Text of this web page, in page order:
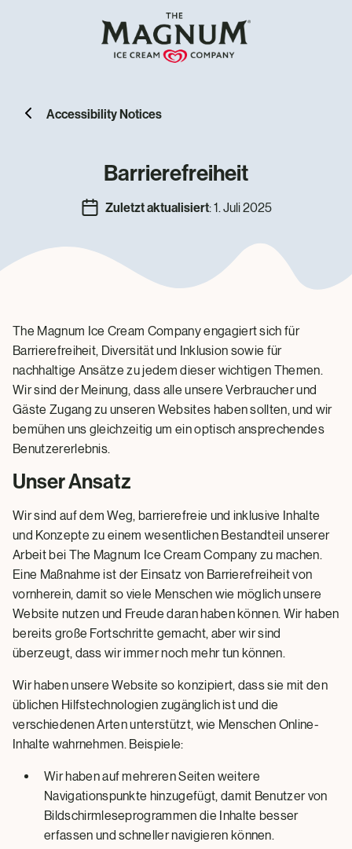
Accessibility Notices
Barrierefreiheit
Zuletzt aktualisiert: 1. Juli 2025
The Magnum Ice Cream Company engagiert sich für
Barrierefreiheit, Diversität und Inklusion sowie für
nachhaltige Ansätze zu jedem dieser wichtigen Themen.
Wir sind der Meinung, dass alle unsere Verbraucher und
Gäste Zugang zu unseren Websites haben sollten, und wir
bemühen uns gleichzeitig um ein optisch ansprechendes
Benutzererlebnis.
Unser Ansatz
Wir sind auf dem Weg, barrierefreie und inklusive Inhalte
und Konzepte zu einem wesentlichen Bestandteil unserer
Arbeit bei The Magnum Ice Cream Company zu machen.
Eine Maßnahme ist der Einsatz von Barrierefreiheit von
vornherein, damit so viele Menschen wie möglich unsere
Website nutzen und Freude daran haben können. Wir haben
bereits große Fortschritte gemacht, aber wir sind
überzeugt, dass wir immer noch mehr tun können.
Wir haben unsere Website so konzipiert, dass sie mit den
üblichen Hilfstechnologien zugänglich ist und die
verschiedenen Arten unterstützt, wie Menschen Online-
Inhalte wahrnehmen. Beispiele:
Wir haben auf mehreren Seiten weitere
Navigationspunkte hinzugefügt, damit Benutzer von
Bildschirmleseprogrammen die Inhalte besser
erfassen und schneller navigieren können.